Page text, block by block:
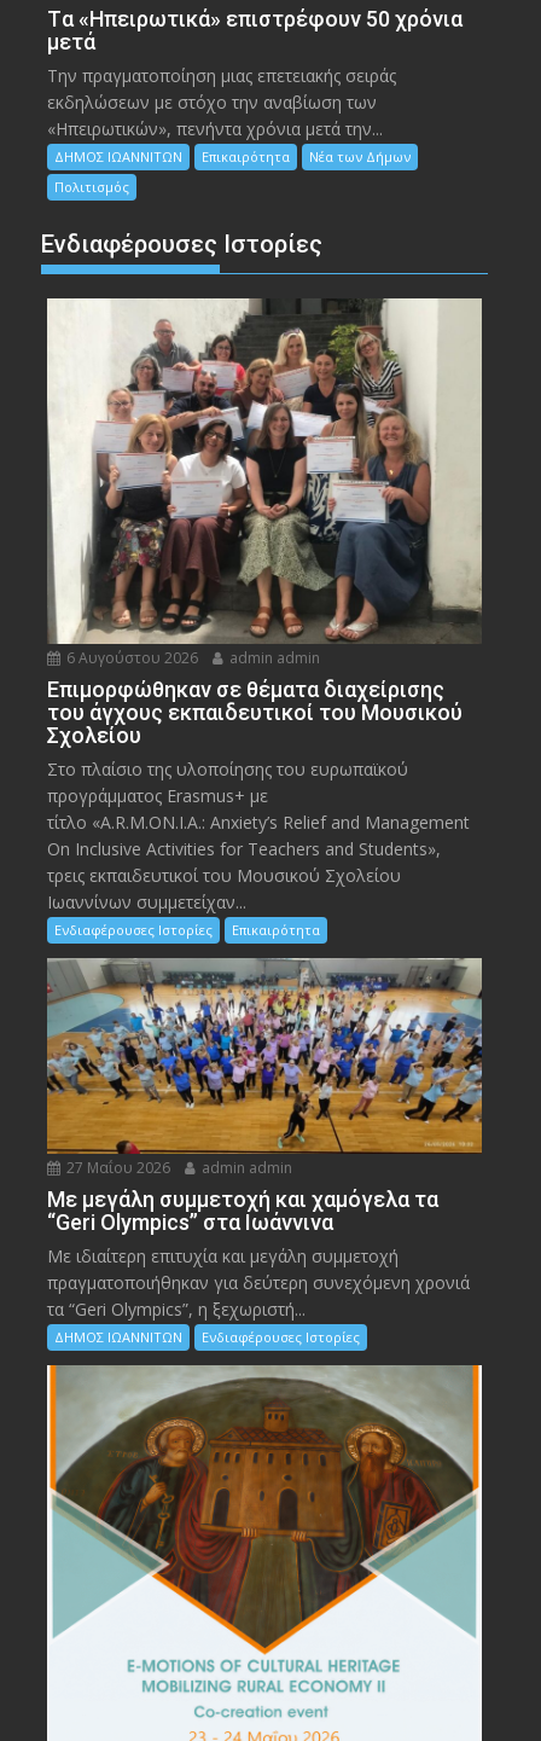
Tα «Ηπειρωτικά» επιστρέφουν 50 χρόνια
μετά
Την πραγματοποίηση μιας επετειακής σειράς
εκδηλώσεων με στόχο την αναβίωση των
«Ηπειρωτικών», πενήντα χρόνια μετά την...
ΔΗΜΟΣ ΙΩΑΝΝΙΤΩΝ Επικαιρότητα
Νέα των Δήμων
Πολιτισμός
Ενδιαφέρουσες Ιστορίες
6 Αυγούστου 2026 admin admin
Eπιμορφώθηκαν σε θέματα διαχείρισης
του άγχους εκπαιδευτικοί του Μουσικού
Σχολείου
Στο πλαίσιο της υλοποίησης του ευρωπαϊκού
προγράμματος Erasmus+ με
τίτλο «A.R.M.ON.I.A.: Anxiety’s Relief and Management
On Inclusive Activities for Teachers and Students»,
τρεις εκπαιδευτικοί του Μουσικού Σχολείου
Ιωαννίνων συμμετείχαν...
Ενδιαφέρουσες Ιστορίες Επικαιρότητα
27 Μαΐου 2026 admin admin
Με μεγάλη συμμετοχή και χαμόγελα τα
“Geri Olympics” στα Ιωάννινα
Με ιδιαίτερη επιτυχία και μεγάλη συμμετοχή
πραγματοποιήθηκαν για δεύτερη συνεχόμενη χρονιά
τα “Geri Olympics”, η ξεχωριστή...
ΔΗΜΟΣ ΙΩΑΝΝΙΤΩΝ Ενδιαφέρουσες Ιστορίες